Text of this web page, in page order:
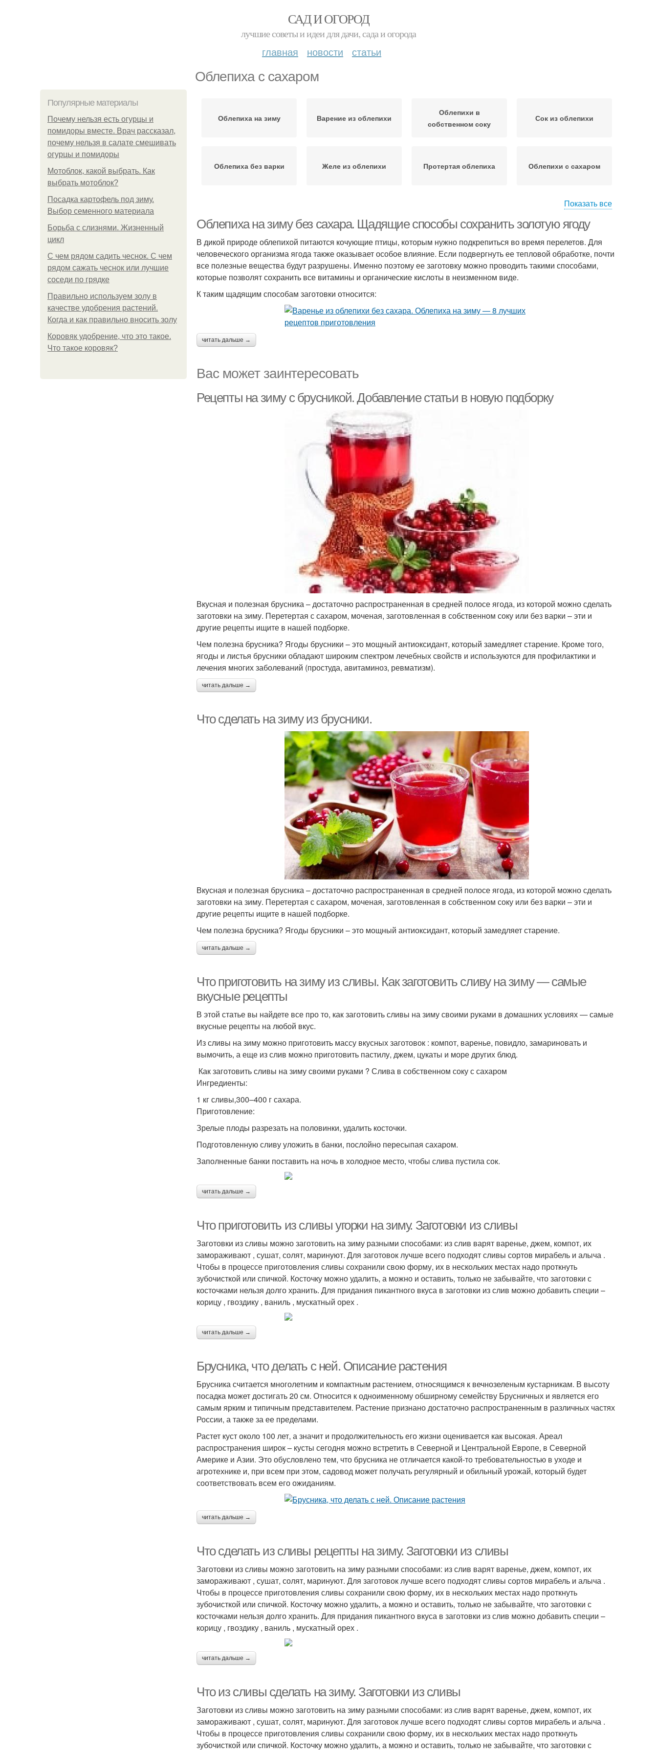
САД И ОГОРОД
лучшие советы и идеи для дачи, сада и огорода
главная новости статьи
Облепиха с сахаром
Популярные материалы
Почему нельзя есть огурцы и
помидоры вместе. Врач рассказал,
почему нельзя в салате смешивать
огурцы и помидоры
Мотоблок, какой выбрать. Как
выбрать мотоблок?
Посадка картофель под зиму.
Выбор семенного материала
Борьба с слизнями. Жизненный
цикл
С чем рядом садить чеснок. С чем
рядом сажать чеснок или лучшие
соседи по грядке
Правильно используем золу в
качестве удобрения растений.
Когда и как правильно вносить золу
Коровяк удобрение, что это такое.
Что такое коровяк?
Облепиха на зиму Варение из облепихи
Облепихи в
собственном соку
Сок из облепихи
Облепиха без варки Желе из облепихи Протертая облепиха Облепихи с сахаром
собственном соку
Показать все
Облепиха на зиму без сахара. Щадящие способы сохранить золотую ягоду
В дикой природе облепихой питаются кочующие птицы, которым нужно подкрепиться во время перелетов. Для
человеческого организма ягода также оказывает особое влияние. Если подвергнуть ее тепловой обработке, почти
все полезные вещества будут разрушены. Именно поэтому ее заготовку можно проводить такими способами,
которые позволят сохранить все витамины и органические кислоты в неизменном виде.
К таким щадящим способам заготовки относится:
читать дальше →
Вас может заинтересовать
Рецепты на зиму с брусникой. Добавление статьи в новую подборку
Вкусная и полезная брусника – достаточно распространенная в средней полосе ягода, из которой можно сделать
заготовки на зиму. Перетертая с сахаром, моченая, заготовленная в собственном соку или без варки – эти и
другие рецепты ищите в нашей подборке.
Чем полезна брусника? Ягоды брусники – это мощный антиоксидант, который замедляет старение. Кроме того,
ягоды и листья брусники обладают широким спектром лечебных свойств и используются для профилактики и
лечения многих заболеваний (простуда, авитаминоз, ревматизм).
читать дальше →
Что сделать на зиму из брусники.
Вкусная и полезная брусника – достаточно распространенная в средней полосе ягода, из которой можно сделать
заготовки на зиму. Перетертая с сахаром, моченая, заготовленная в собственном соку или без варки – эти и
другие рецепты ищите в нашей подборке.
Чем полезна брусника? Ягоды брусники – это мощный антиоксидант, который замедляет старение.
читать дальше →
Что приготовить на зиму из сливы. Как заготовить сливу на зиму — самые
вкусные рецепты
В этой статье вы найдете все про то, как заготовить сливы на зиму своими руками в домашних условиях — самые
вкусные рецепты на любой вкус.
Из сливы на зиму можно приготовить массу вкусных заготовок : компот, варенье, повидло, замариновать и
вымочить, а еще из слив можно приготовить пастилу, джем, цукаты и море других блюд.
Как заготовить сливы на зиму своими руками ? Слива в собственном соку с сахаром
Ингредиенты:
1 кг сливы,300–400 г сахара.
Приготовление:
Зрелые плоды разрезать на половинки, удалить косточки.
Подготовленную сливу уложить в банки, послойно пересыпая сахаром.
Заполненные банки поставить на ночь в холодное место, чтобы слива пустила сок.
читать дальше →
Что приготовить из сливы угорки на зиму. Заготовки из сливы
Заготовки из сливы можно заготовить на зиму разными способами: из слив варят варенье, джем, компот, их
замораживают , сушат, солят, маринуют. Для заготовок лучше всего подходят сливы сортов мирабель и алыча .
Чтобы в процессе приготовления сливы сохранили свою форму, их в нескольких местах надо проткнуть
зубочисткой или спичкой. Косточку можно удалить, а можно и оставить, только не забывайте, что заготовки с
косточками нельзя долго хранить. Для придания пикантного вкуса в заготовки из слив можно добавить специи –
корицу , гвоздику , ваниль , мускатный орех .
читать дальше →
Брусника, что делать с ней. Описание растения
Брусника считается многолетним и компактным растением, относящимся к вечнозеленым кустарникам. В высоту
посадка может достигать 20 см. Относится к одноименному обширному семейству Брусничных и является его
самым ярким и типичным представителем. Растение признано достаточно распространенным в различных частях
России, а также за ее пределами.
Растет куст около 100 лет, а значит и продолжительность его жизни оценивается как высокая. Ареал
распространения широк – кусты сегодня можно встретить в Северной и Центральной Европе, в Северной
Америке и Азии. Это обусловлено тем, что брусника не отличается какой-то требовательностью в уходе и
агротехнике и, при всем при этом, садовод может получать регулярный и обильный урожай, который будет
соответствовать всем его ожиданиям.
читать дальше →
Что сделать из сливы рецепты на зиму. Заготовки из сливы
Заготовки из сливы можно заготовить на зиму разными способами: из слив варят варенье, джем, компот, их
замораживают , сушат, солят, маринуют. Для заготовок лучше всего подходят сливы сортов мирабель и алыча .
Чтобы в процессе приготовления сливы сохранили свою форму, их в нескольких местах надо проткнуть
зубочисткой или спичкой. Косточку можно удалить, а можно и оставить, только не забывайте, что заготовки с
косточками нельзя долго хранить. Для придания пикантного вкуса в заготовки из слив можно добавить специи –
корицу , гвоздику , ваниль , мускатный орех .
читать дальше →
Что из сливы сделать на зиму. Заготовки из сливы
Заготовки из сливы можно заготовить на зиму разными способами: из слив варят варенье, джем, компот, их
замораживают , сушат, солят, маринуют. Для заготовок лучше всего подходят сливы сортов мирабель и алыча .
Чтобы в процессе приготовления сливы сохранили свою форму, их в нескольких местах надо проткнуть
зубочисткой или спичкой. Косточку можно удалить, а можно и оставить, только не забывайте, что заготовки с